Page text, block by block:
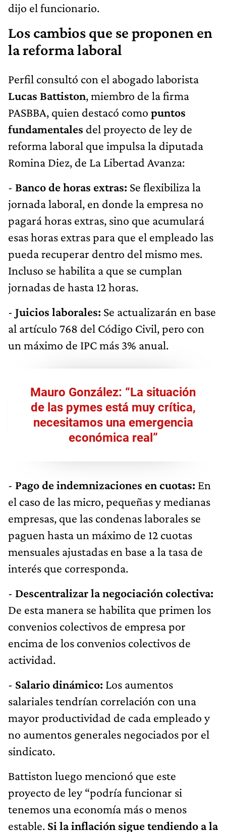
dijo el funcionario.
Los cambios que se proponen en
la reforma laboral
Perfil consultó con el abogado laborista
Lucas Battiston, miembro de la firma
PASBBA, quien destacó como puntos
fundamentales del proyecto de ley de
reforma laboral que impulsa la diputada
Romina Diez, de La Libertad Avanza:
- Banco de horas extras: Se flexibiliza la
jornada laboral, en donde la empresa no
pagará horas extras, sino que acumulará
esas horas extras para que el empleado las
pueda recuperar dentro del mismo mes.
Incluso se habilita a que se cumplan
jornadas de hasta 12 horas.
- Juicios laborales: Se actualizarán en base
al artículo 768 del Código Civil, pero con
un máximo de IPC más 3% anual.
Mauro González: “La situación
de las pymes está muy crítica,
necesitamos una emergencia
económica real”
- Pago de indemnizaciones en cuotas: En
el caso de las micro, pequeñas y medianas
empresas, que las condenas laborales se
paguen hasta un máximo de 12 cuotas
mensuales ajustadas en base a la tasa de
interés que corresponda.
- Descentralizar la negociación colectiva:
De esta manera se habilita que primen los
convenios colectivos de empresa por
encima de los convenios colectivos de
actividad.
- Salario dinámico: Los aumentos
salariales tendrían correlación con una
mayor productividad de cada empleado y
no aumentos generales negociados por el
sindicato.
Battiston luego mencionó que este
proyecto de ley “podría funcionar si
tenemos una economía más o menos
estable. Si la inflación sigue tendiendo a la